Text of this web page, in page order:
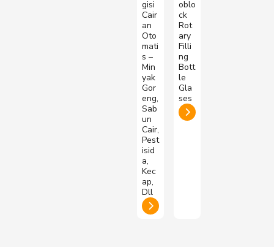
gisi
Cair
an
Oto
mati
s –
Min
yak
Gor
eng,
Sab
un
Cair,
Pest
isid
a,
Kec
ap,
Dll
oblo
ck
Rot
ary
Filli
ng
Bott
le
Gla
ses